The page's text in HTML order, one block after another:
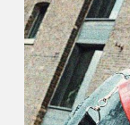
l’Ontario
confirme
du
projet